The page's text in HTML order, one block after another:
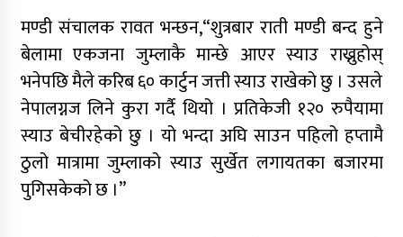
मण्डी संचालक रावत भन्छन,“शुत्रबार राती मण्डी बन्द हुने
बेलामा एकजना जुम्लाकै मान्छे आएर स्याउ राख्नुहोस्
भनेपछि मैले करिब ६० कार्टुन जत्ती स्याउ राखेको छु । उसले
नेपालग्नज लिने कुरा गर्दै थियो । प्रतिकेजी १२० रुपैयामा
स्याउ बेचीरहेको छु । यो भन्दा अघि साउन पहिलो हप्तामै
ठुलो मात्रामा जुम्लाको स्याउ सुर्खेत लगायतका बजारमा
पुगिसकेको छ ।”